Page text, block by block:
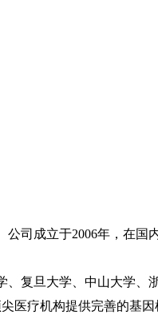
成立于2006年，在国
旦大学、中山大学、
医疗机构提供完善的基